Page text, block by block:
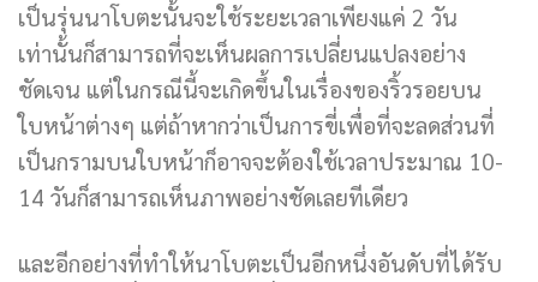
เป็นรุ่นนาโบตะนั้นจะใช้ระยะเวลาเพียงแค่ 2 วัน
เท่านั้นก็สามารถที่จะเห็นผลการเปลี่ยนแปลงอย่าง
ชัดเจน แต่ในกรณีนี้จะเกิดขึ้นในเรื่องของริ้วรอยบน
ใบหน้าต่างๆ แต่ถ้าหากว่าเป็นการขี่เพื่อที่จะลดส่วนที่
เป็นกรามบนใบหน้าก็อาจจะต้องใช้เวลาประมาณ 10-
14 วันก็สามารถเห็นภาพอย่างชัดเลยทีเดียว
และอีกอย่างที่ทำให้นาโบตะเป็นอีกหนึ่งอันดับที่ได้รับ